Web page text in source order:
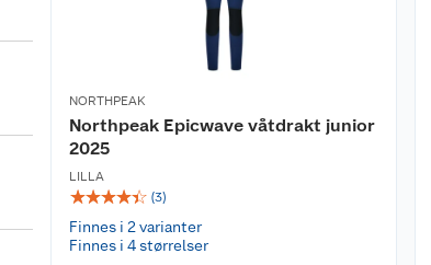
NORTHPEAK
Northpeak Epicwave våtdrakt junior
2025
LILLA
☆☆☆☆☆ (3)
Finnes i 2 varianter
Finnes i 4 størrelser